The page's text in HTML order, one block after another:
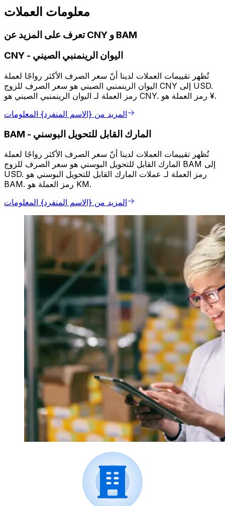
معلومات العملات
تعرف على المزيد عن CNY و BAM
CNY - اليوان الرينمنبي الصيني
تُظهر تقييمات العملات لدينا أنّ سعر الصرف الأكثر رواجًا لعملة
اليوان الرينمنبي الصيني هو سعر الصرف للزوج CNY إلى USD.
رمز العملة لـ اليوان الرينمنبي الصيني هو CNY. رمز العملة هو ¥.
المزيد من {الاسم المنفرد} المعلومات
BAM - المارك القابل للتحويل البوسني
تُظهر تقييمات العملات لدينا أنّ سعر الصرف الأكثر رواجًا لعملة
المارك القابل للتحويل البوسني هو سعر الصرف للزوج BAM إلى
USD. رمز العملة لـ عملات المارك القابل للتحويل البوسني هو
BAM. رمز العملة هو KM.
المزيد من {الاسم المنفرد} المعلومات